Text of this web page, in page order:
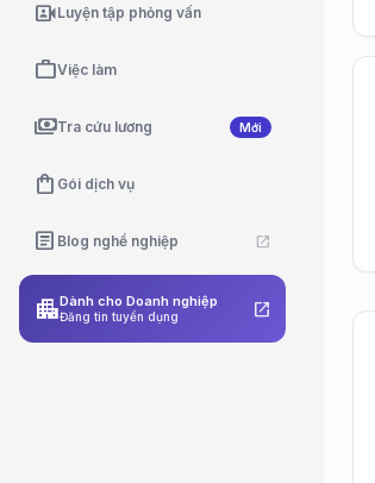
video_camera_frontLuyện tập phỏng vấn
workViệc làm
paymentsTra cứu lương Mới
shopping_bag Gói dịch vụ
article Blog nghề nghiệp open_in_new
apartmentDành cho Doanh nghiệp
Đăng tin tuyển dụng open_in_new